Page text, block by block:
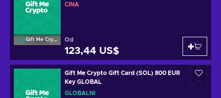
Gift Me Crypto
ČÍNA
Od
123,44 US$
Gift Me Crypto Gift Card (SOL) 800 EUR
Key GLOBAL
GLOBÁLNÍ